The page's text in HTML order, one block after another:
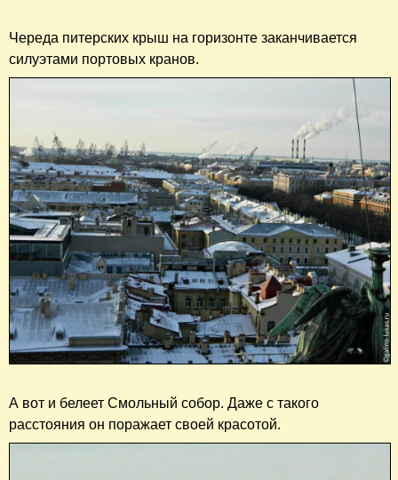
Череда питерских крыш на горизонте заканчивается
силуэтами портовых кранов.
А вот и белеет Смольный собор. Даже с такого
расстояния он поражает своей красотой.